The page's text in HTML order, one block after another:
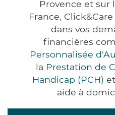
Provence et sur
France,
dans vos
financières
Personnalisée
la Prestation de
Handicap (PCH)
aide à